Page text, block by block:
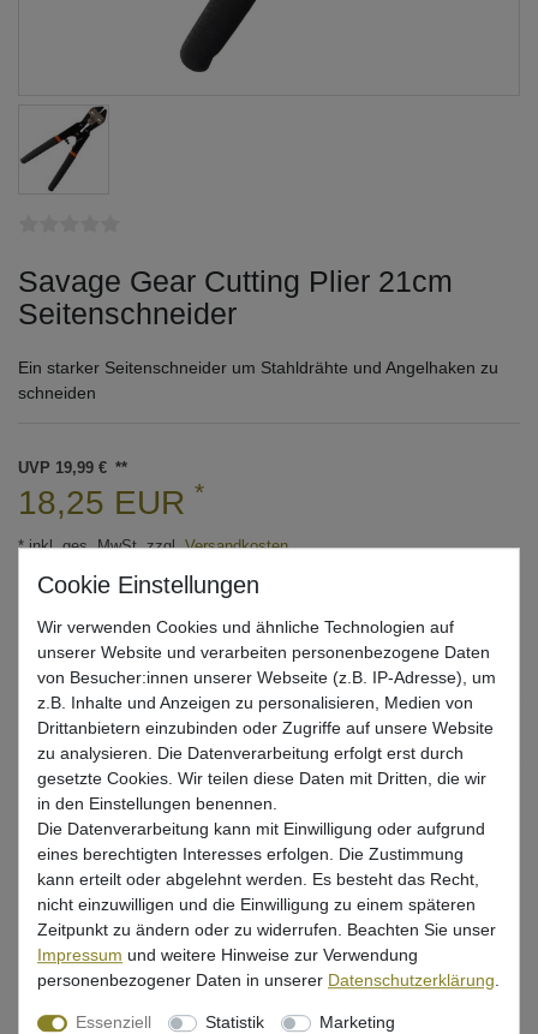
Savage Gear Cutting Plier 21cm
Seitenschneider
Ein starker Seitenschneider um Stahldrähte und Angelhaken zu
schneiden
UVP 19,99 €
18,25 EUR *
* inkl. ges. MwSt. zzgl.Versandkosten
Lieferzeit 1-3 Tage (Deutschland); 3-7 Tage (Ausland)
In den Warenkorb
Beschreibung
Wir verwenden Cookies und ähnliche Technologien auf
unserer Website und verarbeiten personenbezogene Daten
von Besucher:innen unserer Webseite (z.B. IP-Adresse), um
z.B. Inhalte und Anzeigen zu personalisieren, Medien von
Drittanbietern einzubinden oder Zugriffe auf unsere Website
zu analysieren. Die Datenverarbeitung erfolgt erst durch
gesetzte Cookies. Wir teilen diese Daten mit Dritten, die wir
in den Einstellungen benennen.
Die Datenverarbeitung kann mit Einwilligung oder aufgrund
eines berechtigten Interesses erfolgen. Die Zustimmung
kann erteilt oder abgelehnt werden. Es besteht das Recht,
nicht einzuwilligen und die Einwilligung zu einem späteren
Zeitpunkt zu ändern oder zu widerrufen. Beachten Sie unser
Impressum und weitere Hinweise zur Verwendung
personenbezogener Daten in unserer Daten­schutz­erklärung.
Essenziell Statistik
Marketing